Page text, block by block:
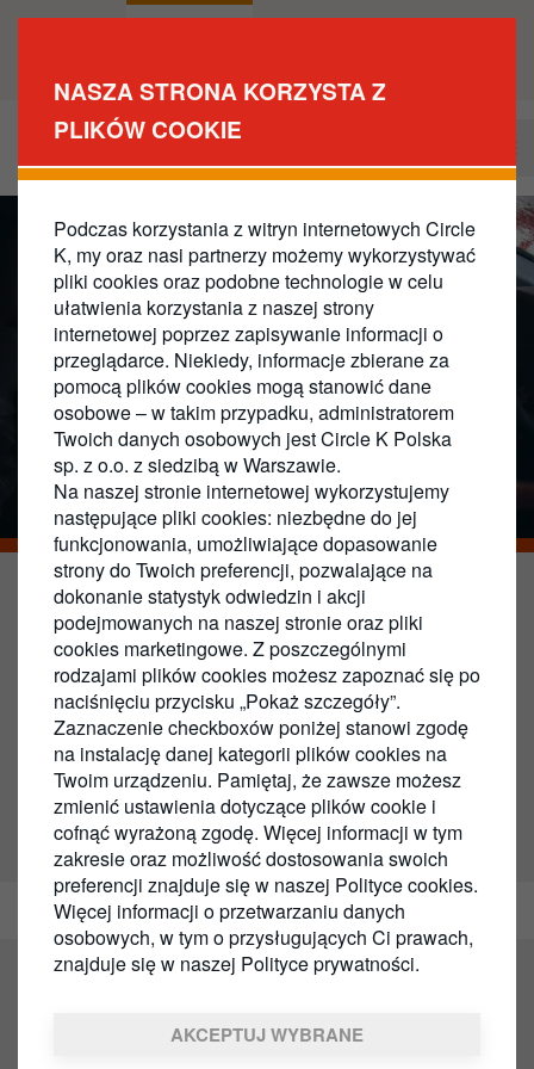
NASZA STRONA KORZYSTA Z
PLIKÓW COOKIE
Podczas korzystania z witryn internetowych Circle
K, my oraz nasi partnerzy możemy wykorzystywać
pliki cookies oraz podobne technologie w celu
ułatwienia korzystania z naszej strony
internetowej poprzez zapisywanie informacji o
przeglądarce. Niekiedy, informacje zbierane za
pomocą plików cookies mogą stanowić dane
osobowe – w takim przypadku, administratorem
Twoich danych osobowych jest Circle K Polska
sp. z o.o. z siedzibą w Warszawie.
Na naszej stronie internetowej wykorzystujemy
następujące pliki cookies: niezbędne do jej
funkcjonowania, umożliwiające dopasowanie
strony do Twoich preferencji, pozwalające na
dokonanie statystyk odwiedzin i akcji
podejmowanych na naszej stronie oraz pliki
cookies marketingowe. Z poszczególnymi
rodzajami plików cookies możesz zapoznać się po
naciśnięciu przycisku „Pokaż szczegóły”.
Zaznaczenie checkboxów poniżej stanowi zgodę
na instalację danej kategorii plików cookies na
Twoim urządzeniu. Pamiętaj, że zawsze możesz
zmienić ustawienia dotyczące plików cookie i
cofnąć wyrażoną zgodę. Więcej informacji w tym
zakresie oraz możliwość dostosowania swoich
preferencji znajduje się w naszej Polityce cookies.
Więcej informacji o przetwarzaniu danych
osobowych, w tym o przysługujących Ci prawach,
znajduje się w naszej Polityce prywatności.
AKCEPTUJ WYBRANE
Przejdź
Business
Navigation
Myjnia samochodowa
Opracowaliśmy programy mycia
samochodów, aby lepiej dbać o flotę i
chronić ją przed wszystkim, z czym musi
się zmierzyć podczas zmieniających się
pór roku w Polsce.
Biznes Myjnia Samochodowa
Circle K